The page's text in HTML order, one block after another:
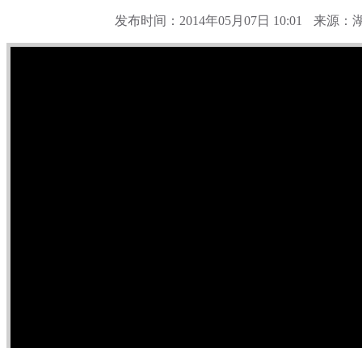
发布时间：2014年05月07日 10:01 来源：